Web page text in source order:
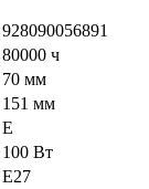
928090056891
80000 ч
70 мм
151 мм
E
100 Вт
E27